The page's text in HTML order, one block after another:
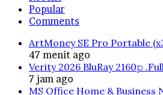
Popular
Comments
ArtMoney SE Pro Portable
47 menit ago
Verity 2026 BluRay 2160𝚙
7 jam ago
MS Office Home &